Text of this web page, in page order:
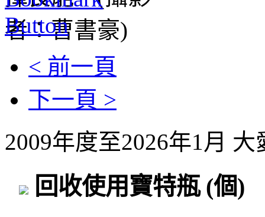
< 前一頁
下一頁 >
2009年度至2026年1月
回收使用寶特瓶 (個)